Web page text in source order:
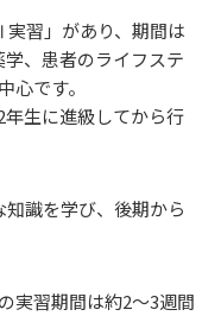
習」があり、期間は
、患者のライフステ
心です。
生に進級してから行
識を学び、後期から
実習期間は約2～3週間